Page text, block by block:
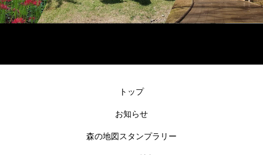
トップ
お知らせ
森の地図スタンプラリー